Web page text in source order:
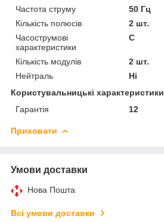
Частота струму
50 Гц
Кількість полюсів
2 шт.
Часострумові
характеристики
C
Кількість модулів
2 шт.
Нейтраль
Ні
Користувальницькі характеристики
Гарантія
12
Приховати
Умови доставки
Нова Пошта
Всі умови доставки